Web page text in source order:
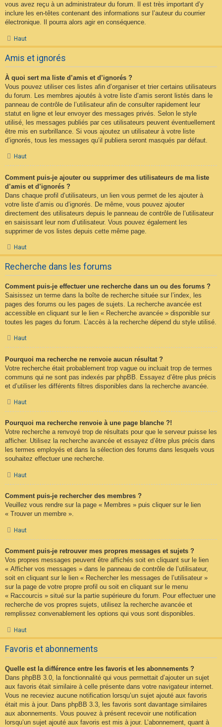
vous avez reçu à un administrateur du forum. Il est très important d’y
inclure les en-têtes contenant des informations sur l’auteur du courrier
électronique. Il pourra alors agir en conséquence.
Haut
Amis et ignorés
À quoi sert ma liste d’amis et d’ignorés ?
Vous pouvez utiliser ces listes afin d’organiser et trier certains utilisateurs
du forum. Les membres ajoutés à votre liste d’amis seront listés dans le
panneau de contrôle de l’utilisateur afin de consulter rapidement leur
statut en ligne et leur envoyer des messages privés. Selon le style
utilisé, les messages publiés par ces utilisateurs peuvent éventuellement
être mis en surbrillance. Si vous ajoutez un utilisateur à votre liste
d’ignorés, tous les messages qu’il publiera seront masqués par défaut.
Haut
Comment puis-je ajouter ou supprimer des utilisateurs de ma liste
d’amis et d’ignorés ?
Dans chaque profil d’utilisateurs, un lien vous permet de les ajouter à
votre liste d’amis ou d’ignorés. De même, vous pouvez ajouter
directement des utilisateurs depuis le panneau de contrôle de l’utilisateur
en saisissant leur nom d’utilisateur. Vous pouvez également les
supprimer de vos listes depuis cette même page.
Haut
Recherche dans les forums
Comment puis-je effectuer une recherche dans un ou des forums ?
Saisissez un terme dans la boîte de recherche située sur l’index, les
pages des forums ou les pages de sujets. La recherche avancée est
accessible en cliquant sur le lien « Recherche avancée » disponible sur
toutes les pages du forum. L’accès à la recherche dépend du style utilisé.
Haut
Pourquoi ma recherche ne renvoie aucun résultat ?
Votre recherche était probablement trop vague ou incluait trop de termes
communs qui ne sont pas indexés par phpBB. Essayez d’être plus précis
et d’utiliser les différents filtres disponibles dans la recherche avancée.
Haut
Pourquoi ma recherche renvoie à une page blanche ?!
Votre recherche a renvoyé trop de résultats pour que le serveur puisse les
afficher. Utilisez la recherche avancée et essayez d’être plus précis dans
les termes employés et dans la sélection des forums dans lesquels vous
souhaitez effectuer une recherche.
Haut
Comment puis-je rechercher des membres ?
Veuillez vous rendre sur la page « Membres » puis cliquer sur le lien
« Trouver un membre ».
Haut
Comment puis-je retrouver mes propres messages et sujets ?
Vos propres messages peuvent être affichés soit en cliquant sur le lien
« Afficher vos messages » dans le panneau de contrôle de l’utilisateur,
soit en cliquant sur le lien « Rechercher les messages de l’utilisateur »
sur la page de votre propre profil ou soit en cliquant sur le menu
« Raccourcis » situé sur la partie supérieure du forum. Pour effectuer une
recherche de vos propres sujets, utilisez la recherche avancée et
remplissez convenablement les options qui vous sont disponibles.
Haut
Favoris et abonnements
Quelle est la différence entre les favoris et les abonnements ?
Dans phpBB 3.0, la fonctionnalité qui vous permettait d’ajouter un sujet
aux favoris était similaire à celle présente dans votre navigateur internet.
Vous ne receviez aucune notification lorsqu’un sujet ajouté aux favoris
était mis à jour. Dans phpBB 3.3, les favoris sont davantage similaires
aux abonnements. Vous pouvez à présent recevoir une notification
lorsqu’un sujet ajouté aux favoris est mis à jour. L’abonnement, quant à